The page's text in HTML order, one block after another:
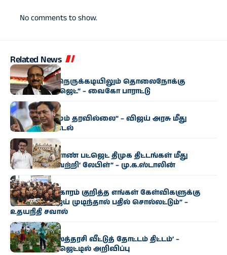
No comments to show.
Related News
அரசியல்
“மிகுந்த நிதி நெருக்கடியிலும் தொலைநோக்கு
வேளாண் பட்ஜெட்” – வைகோ பாராட்டு
அரசியல்
“எந்த மாற்றமும் தரவில்லை” – விஜய் அரசு மீது
பிரேமலதா சாடல்
அரசியல்
“தமிழக வேளாண் பட்ஜெட் திமுக திட்டங்கள் மீது
ஒட்டப்பட்ட ‘வெற்றி’ லேபிள்” – மு.க.ஸ்டாலின்
அரசியல்
“காவிரி விவகாரம் குறித்த எங்கள் கேள்விகளுக்கு
முதல்வர் விஜய் முடிந்தால் பதில் சொல்லட்டும்” –
உதயநிதி சவால்
அரசியல்
‘வெற்றி இல்லத்தரசி வீட்டுத் தோட்டம் திட்டம்’ –
வேளாண் பட்ஜெட்டில் அறிவிப்பு